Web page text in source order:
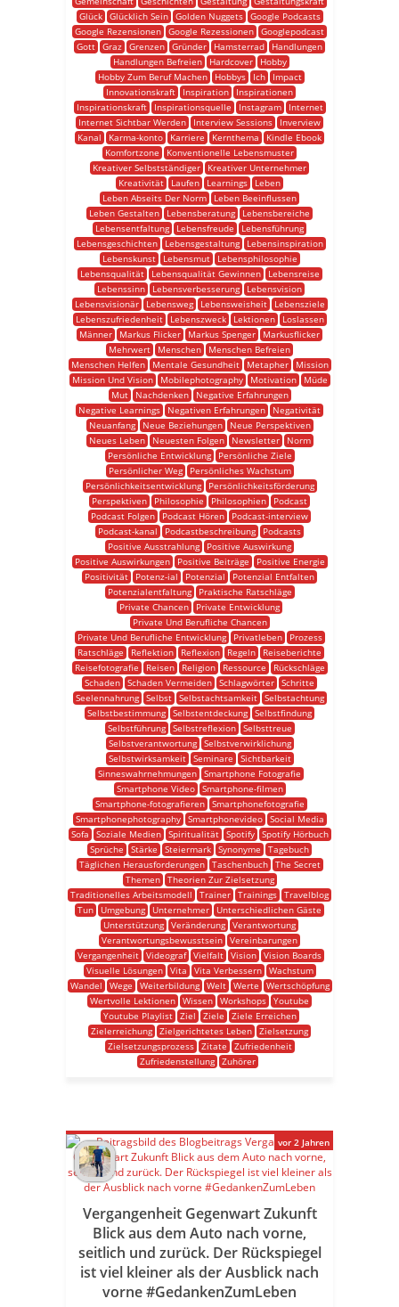
Glück
Glücklich Sein Golden Nuggets
Google Podcasts
Google Rezensionen Google Rezessionen Googlepodcast
Gott Graz Grenzen Gründer Hamsterrad
Handlungen
Handlungen Befreien
Hardcover
Hobby
Hobby Zum Beruf Machen
Hobbys Ich
Impact
Innovationskraft
Inspiration
Inspirationen
Inspirationskraft
Inspirationsquelle Instagram
Internet
Internet Sichtbar Werden
Interview Sessions
Inverview
Kanal
Karma-konto Karriere Kernthema
Kindle Ebook
Komfortzone
Konventionelle Lebensmuster
Kreativer Selbstständiger
Kreativer Unternehmer
Kreativität
Laufen Learnings
Leben
Leben Abseits Der Norm
Leben Beeinflussen
Leben Gestalten
Lebensberatung
Lebensbereiche
Lebensentfaltung
Lebensfreude
Lebensführung
Lebensgeschichten
Lebensgestaltung
Lebensinspiration
Lebenskunst
Lebensmut
Lebensphilosophie
Lebensqualität
Lebensqualität Gewinnen
Lebensreise
Lebenssinn
Lebensverbesserung
Lebensvision
Lebensvisionär
Lebensweg Lebensweisheit
Lebensziele
Lebenszufriedenheit
Lebenszweck Lektionen
Loslassen
Männer
Markus Flicker Markus Spenger
Markusflicker
Mehrwert
Menschen
Menschen Befreien
Menschen Helfen
Mentale Gesundheit Metapher
Mission
Mission Und Vision
Mobilephotography Motivation
Müde
Mut
Nachdenken
Negative Erfahrungen
Negative Learnings
Negativen Erfahrungen
Negativität
Neuanfang
Neue Beziehungen
Neue Perspektiven
Neues Leben
Neuesten Folgen Newsletter
Norm
Persönliche Entwicklung
Persönliche Ziele
Persönlicher Weg
Persönliches Wachstum
Persönlichkeitsentwicklung
Persönlichkeitsförderung
Perspektiven
Philosophie Philosophien
Podcast
Podcast Folgen
Podcast Hören
Podcast-interview
Podcast-kanal
Podcastbeschreibung
Podcasts
Positive Ausstrahlung
Positive Auswirkung
Positive Auswirkungen
Positive Beiträge
Positive Energie
Positivität
Potenz-ial Potenzial
Potenzial Entfalten
Potenzialentfaltung
Praktische Ratschläge
Private Chancen
Private Entwicklung
Private Und Berufliche Chancen
Private Und Berufliche Entwicklung
Privatleben
Prozess
Ratschläge
Reflektion Reflexion Regeln
Reiseberichte
Reisefotografie
Reisen Religion Ressource
Rückschläge
Schaden Schaden Vermeiden Schlagwörter Schritte
Seelennahrung
Selbst Selbstachtsamkeit
Selbstachtung
Selbstbestimmung Selbstentdeckung Selbstfindung
Selbstführung
Selbstreflexion
Selbsttreue
Selbstverantwortung
Selbstverwirklichung
Selbstwirksamkeit
Seminare
Sichtbarkeit
Sinneswahrnehmungen Smartphone Fotografie
Smartphone Video
Smartphone-filmen
Smartphone-fotografieren
Smartphonefotografie
Smartphonephotography
Smartphonevideo
Social Media
Sofa
Soziale Medien Spiritualität Spotify
Spotify Hörbuch
Sprüche
Stärke Steiermark Synonyme
Tagebuch
Täglichen Herausforderungen
Taschenbuch
The Secret
Themen
Theorien Zur Zielsetzung
Traditionelles Arbeitsmodell
Trainer Trainings Travelblog
Tun
Umgebung Unternehmer
Unterschiedlichen Gäste
Unterstützung Veränderung Verantwortung
Verantwortungsbewusstsein Vereinbarungen
Vergangenheit Videograf Vielfalt Vision Vision Boards
Visuelle Lösungen
Vita Vita Verbessern
Wachstum
Wandel
Wege Weiterbildung Welt Werte
Wertschöpfung
Wertvolle Lektionen Wissen Workshops Youtube
Youtube Playlist
Ziel Ziele
Ziele Erreichen
Zielerreichung Zielgerichtetes Leben Zielsetzung
Zielsetzungsprozess
Zitate
Zufriedenheit
Zufriedenstellung
Zuhörer
Vergangenheit Gegenwart Zukunft
Blick aus dem Auto nach vorne,
seitlich und zurück. Der Rückspiegel
ist viel kleiner als der Ausblick nach
vorne #GedankenZumLeben
vor 2 Jahren